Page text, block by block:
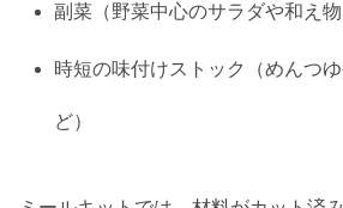
副菜（野菜中心のサラダや和え物
時短の味付けストック（めんつ
ど）